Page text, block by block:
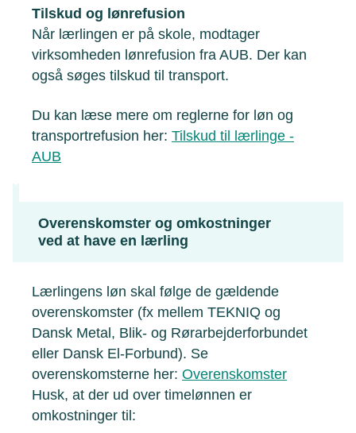
Tilskud og lønrefusion
Når lærlingen er på skole, modtager
virksomheden lønrefusion fra AUB. Der kan
også søges tilskud til transport.
Du kan læse mere om reglerne for løn og
transportrefusion her: Tilskud til lærlinge -
AUB
Overenskomster og omkostninger
ved at have en lærling
Lærlingens løn skal følge de gældende
overenskomster (fx mellem TEKNIQ og
Dansk Metal, Blik- og Rørarbejderforbundet
eller Dansk El-Forbund). Se
overenskomsterne her: Overenskomster
Husk, at der ud over timelønnen er
omkostninger til: